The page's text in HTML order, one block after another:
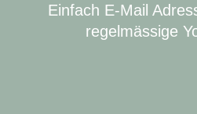
Einfach E-Mail
regelmässige